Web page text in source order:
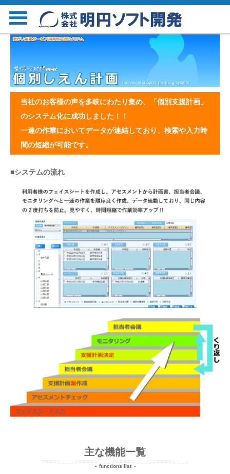
当社のお客様の声を多岐にわたり集め、「個別支援計画」
のシステム化に成功しました！！
一連の作業においてデータが連結しており、検索や入力時
間の短縮が可能です。
システムの流れ
主な機能一覧
functions list